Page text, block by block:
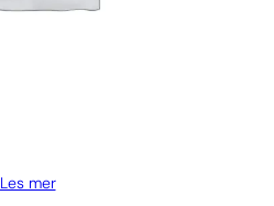
Les mer